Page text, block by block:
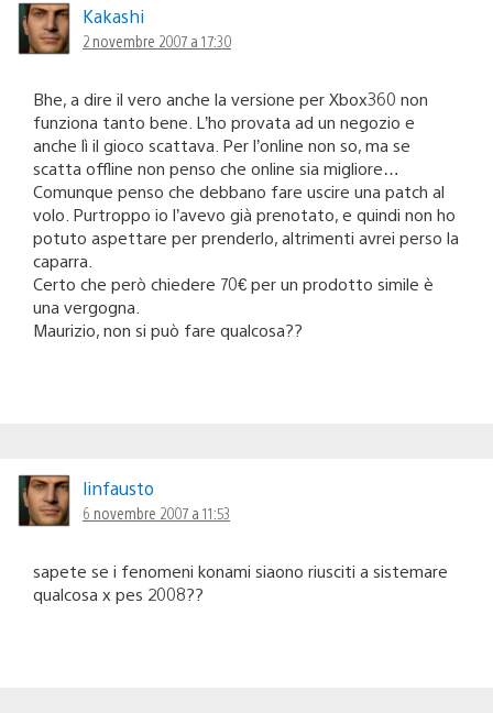
Kakashi
2 novembre 2007 a 17:30
Bhe, a dire il vero anche la versione per Xbox360 non
funziona tanto bene. L’ho provata ad un negozio e
anche lì il gioco scattava. Per l’online non so, ma se
scatta offline non penso che online sia migliore…
Comunque penso che debbano fare uscire una patch al
volo. Purtroppo io l’avevo già prenotato, e quindi non ho
potuto aspettare per prenderlo, altrimenti avrei perso la
caparra.
Certo che però chiedere 70€ per un prodotto simile è
una vergogna.
Maurizio, non si può fare qualcosa??
linfausto
6 novembre 2007 a 11:53
sapete se i fenomeni konami siaono riusciti a sistemare
qualcosa x pes 2008??